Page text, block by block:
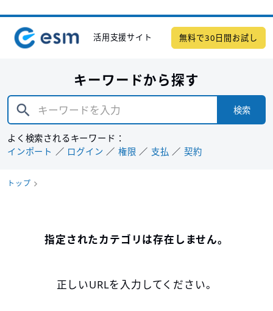
活用支援サイト 無料で30日間お試し
キーワードから探す
検索
よく検索されるキーワード：
インポート
ログイン 権限 支払 契約
トップ
指定されたカテゴリは存在しません。
正しいURLを入力してください。